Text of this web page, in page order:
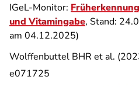
IGeL-Monitor:
und Vitamingabe, Stand:
am 04.12.2025)
Wolffenbuttel BHR et al.
e071725